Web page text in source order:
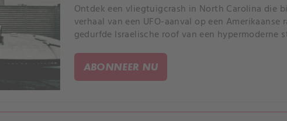
Ontdek een vliegtuigcrash in North Carolina die
verhaal van een UFO-aanval op een
gedurfde Israelische roof van een hypermoderne
ABONNEER NU